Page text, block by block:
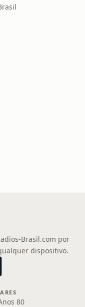
Brasil.com por
dispositivo.
80